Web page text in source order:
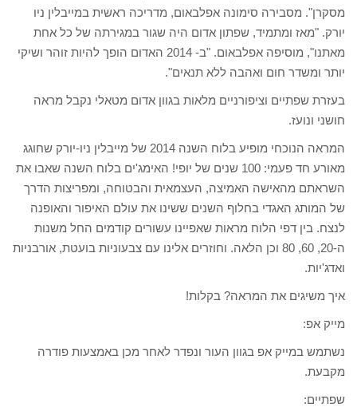
מסקרן". מסבירה סימונה אפלבאום, מדריכה ראשית במייבלין ניו
יורק. "מאז ומתמיד, שפתון אדום היה שגור במגירתה של כל אחת
מאתנו", מוסיפה אפלבאום. "ב- 2014 האדום הופך להיות זוהר ושיקי
יותר ומשדר חום ואהבה ללא תנאים".
בעזרת שפתיים וציפורניים מלאות בגוון אדום מטאלי נקבל מראה
חושני ונועז.
המראה הנוכחי מופיע בלוח השנה 2014 של מייבלין ניו-יורק שחוגג
מאורע חד פעמי: 100 שנים של יופי! האימג'ים בלוח השנה שאבו את
השראתם מהאישה האמיצה, העצמאית והבטוחה, ומפריצות הדרך
של המותג האגדי בחלוף השנים ששינו את עולם האיפור והאופנה
לנצח. בין דפי הלוח מראות שאפיינו עשורים קודמים החל משנות
ה-20, 60, 80 וכן הלאה. וחוזרים אלינו עם צבעוניות בועטת, אורבניות
ואדג'יות.
איך משיגים את המראה? בקלות!
מייק אפ:
נשתמש במייק אפ בגוון העור ונפדר לאחר מכן באמצעות פודרה
מקבעת.
שפתיים: